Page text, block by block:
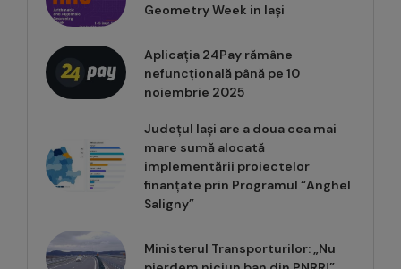
Geometry Week in Iași
Aplicația 24Pay rămâne
nefuncțională până pe 10
noiembrie 2025
Județul Iași are a doua cea mai
mare sumă alocată
implementării proiectelor
finanțate prin Programul “Anghel
Saligny”
Ministerul Transporturilor: „Nu